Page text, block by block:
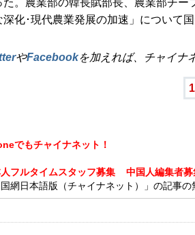
た。農業部の韓長賦部長、農業部チ
深化･現代農業発展の加速」について
やFacebookを加えれば、チャイナ
1
でもチャイナネット！
人フルタイムスタッフ募集
中国人編集者募
国網日本語版（チャイナネット）」の記事